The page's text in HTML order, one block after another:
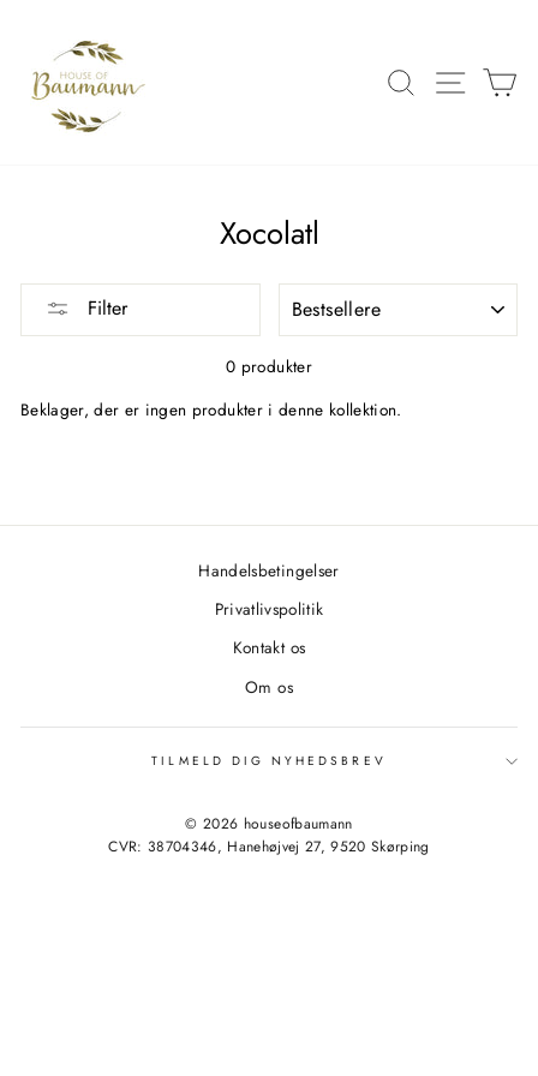
indhold
SØG SIDE
Xocolatl
Filter
0 produkter
Beklager, der er ingen produkter i denne kollektion.
Handelsbetingelser
Privatlivspolitik
Kontakt os
Om os
TILMELD DIG NYHEDSBREV
© 2026 houseofbaumann
CVR: 38704346, Hanehøjvej 27, 9520 Skørping